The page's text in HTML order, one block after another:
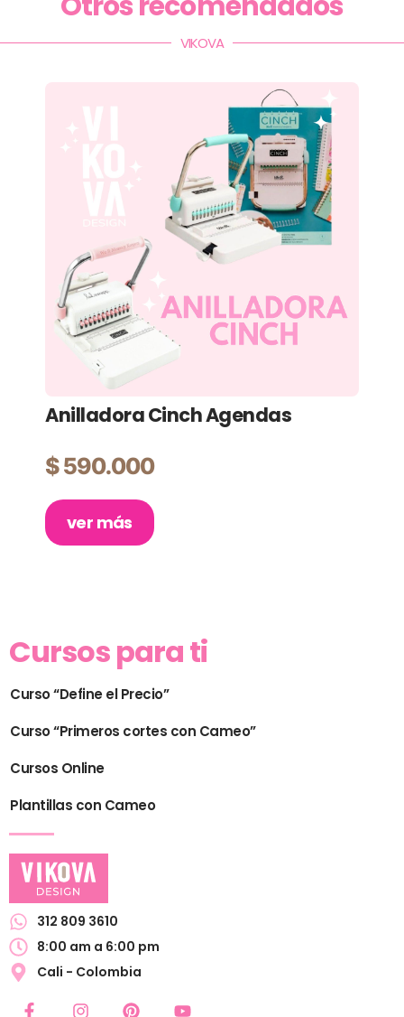
VIKOVA
Anilladora Cinch Agendas
$590.000
ver más
Cursos para ti
Curso “Define el Precio”
Curso “Primeros cortes con Cameo”
Cursos Online
Plantillas con Cameo
312 809 3610
8:00 am a 6:00 pm
Cali - Colombia